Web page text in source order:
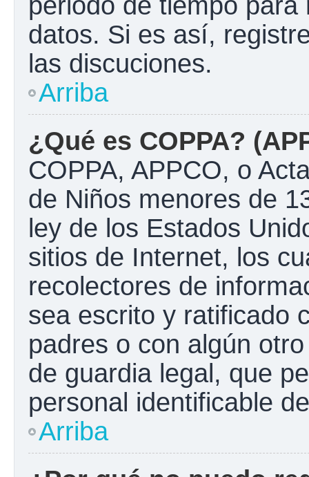
datos. Si es así,
las discuciones.
Arriba
¿Qué es COPPA?
COPPA, APPCO, o
de Niños menores de
ley de los Estados
sitios de Internet, los
recolectores de
sea escrito y ratificado
padres o con algún
de guardia legal, que
personal identificable
Arriba